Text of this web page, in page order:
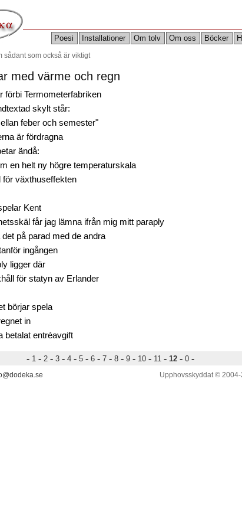
Poesi Installationer Om tolv Om oss Böcker
sådant som också är viktigt
med värme och regn
förbi Termometerfabriken
skylt står:
feber och semester"
är fördragna
ändå:
en helt ny högre temperaturskala
för växthuseffekten
Kent
får jag lämna ifrån mig mitt paraply
det på parad med de andra
ingången
ligger där
för statyn av Erlander
börjar spela
in
betalat entréavgift
-1 -2 -3 -4 -5 -6 -7 -8 -9 -10 -11 - 12 -0 -
Upphovsskyddat ©